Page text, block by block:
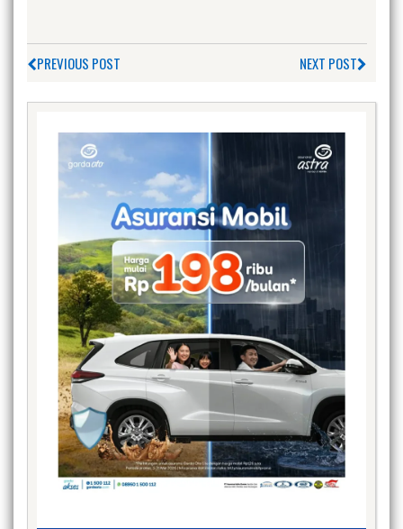
PREVIOUS POST NEXT POST